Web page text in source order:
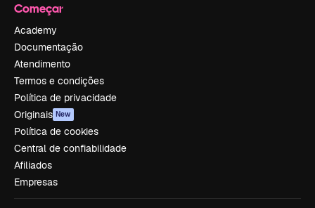
Começar
Academy
Documentação
Atendimento
Termos e condições
Política de privacidade
Originais New
Política de cookies
Central de confiabilidade
Afiliados
Empresas